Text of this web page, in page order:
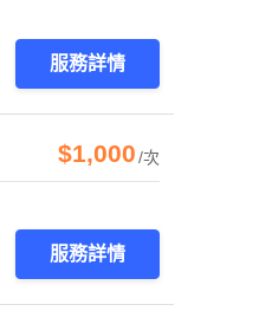
服務詳情
$1,000/次
服務詳情